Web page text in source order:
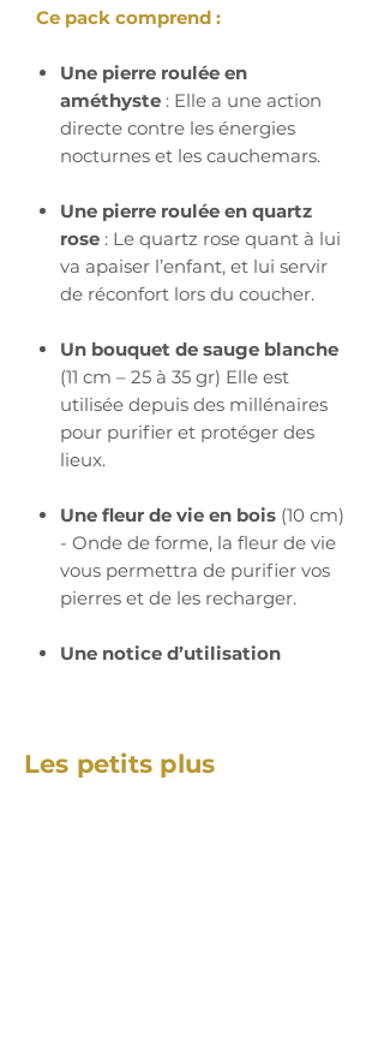
Ce pack comprend :
Une pierre roulée en
améthyste : Elle a une action
directe contre les énergies
nocturnes et les cauchemars.
Une pierre roulée en quartz
rose : Le quartz rose quant à lui
va apaiser l’enfant, et lui servir
de réconfort lors du coucher.
Un bouquet de sauge blanche
(11 cm – 25 à 35 gr) Elle est
utilisée depuis des millénaires
pour purifier et protéger des
lieux.
Une fleur de vie en bois (10 cm)
- Onde de forme, la fleur de vie
vous permettra de purifier vos
pierres et de les recharger.
Une notice d’utilisation
Les petits plus